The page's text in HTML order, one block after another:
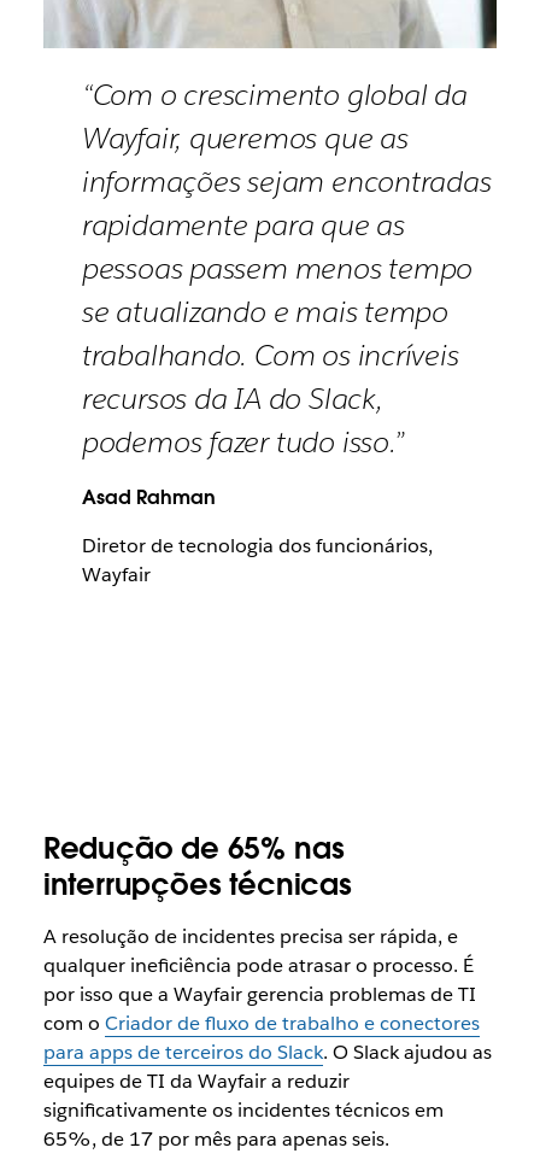
“Com o crescimento global da
Wayfair, queremos que as
informações sejam encontradas
rapidamente para que as
pessoas passem menos tempo
se atualizando e mais tempo
trabalhando. Com os incríveis
recursos da IA do Slack,
podemos fazer tudo isso.”
Asad Rahman
Diretor de tecnologia dos funcionários,
Wayfair
Redução de 65% nas
interrupções técnicas
A resolução de incidentes precisa ser rápida, e
qualquer ineficiência pode atrasar o processo. É
por isso que a Wayfair gerencia problemas de TI
com o Criador de fluxo de trabalho e conectores
para apps de terceiros do Slack. O Slack ajudou as
equipes de TI da Wayfair a reduzir
significativamente os incidentes técnicos em
65%, de 17 por mês para apenas seis.